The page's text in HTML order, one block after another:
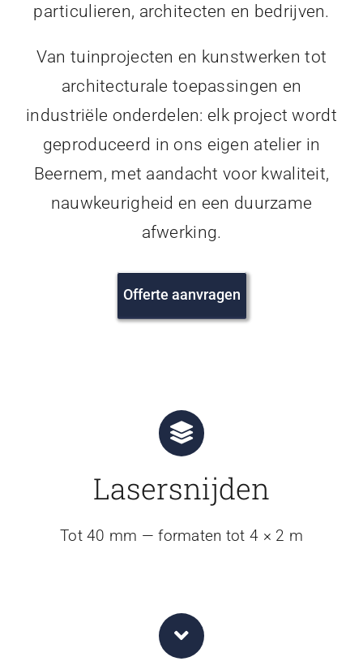
particulieren, architecten en bedrijven.
Van tuinprojecten en kunstwerken tot
architecturale toepassingen en
industriële onderdelen: elk project wordt
geproduceerd in ons eigen atelier in
Beernem, met aandacht voor kwaliteit,
nauwkeurigheid en een duurzame
afwerking.
Offerte aanvragen
Lasersnijden
Tot 40 mm — formaten tot 4 × 2 m